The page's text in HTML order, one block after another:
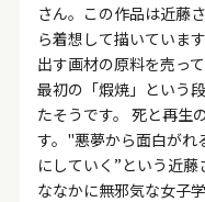
さん。この作品は近藤
ら着想して描いていま
出す画材の原料を売っ
最初の「煆焼」という
たそうです。 死と再生
す。"悪夢から面白がれ
にしていく”という近
ななかに無邪気な女子